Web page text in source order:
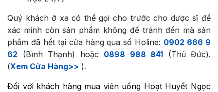
Quý khách ở xa có thể gọi cho trước cho dược sĩ để
xác minh còn sản phẩm không để tránh đến mà sản
phẩm đã hết tại cửa hàng qua số Holine: 0902 666 9
62 (Bình Thạnh) hoặc 0898 988 841 (Thủ Đức).
(Xem Cửa Hàng>> ).
Đối với khách hàng mua viên uống Hoạt Huyết Ngọc